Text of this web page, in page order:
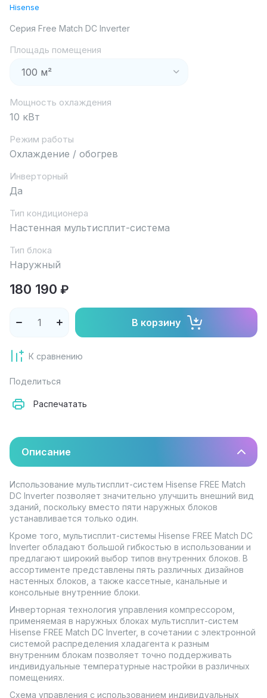
Hisense
Серия Free Match DC Inverter
Площадь помещения
Мощность охлаждения
10 кВт
Режим работы
Охлаждение / обогрев
Инверторный
Да
Тип кондиционера
Настенная мультисплит-система
Тип блока
Наружный
180 190 ₽
В корзину
К сравнению
Поделиться
Распечатать
Описание
Использование мультисплит-систем Hisense FREE Match
DC Inverter позволяет значительно улучшить внешний вид
зданий, поскольку вместо пяти наружных блоков
устанавливается только один.
Кроме того, мультисплит-системы Hisense FREE Match DC
Inverter обладают большой гибкостью в использовании и
предлагают широкий выбор типов внутренних блоков. В
ассортименте представлены пять различных дизайнов
настенных блоков, а также кассетные, канальные и
консольные внутренние блоки.
Инверторная технология управления компрессором,
применяемая в наружных блоках мультисплит-систем
Hisense FREE Match DC Inverter, в сочетании с электронной
системой распределения хладагента к разным
внутренним блокам позволяет точно поддерживать
индивидуальные температурные настройки в различных
помещениях.
Схема управления с использованием индивидуальных